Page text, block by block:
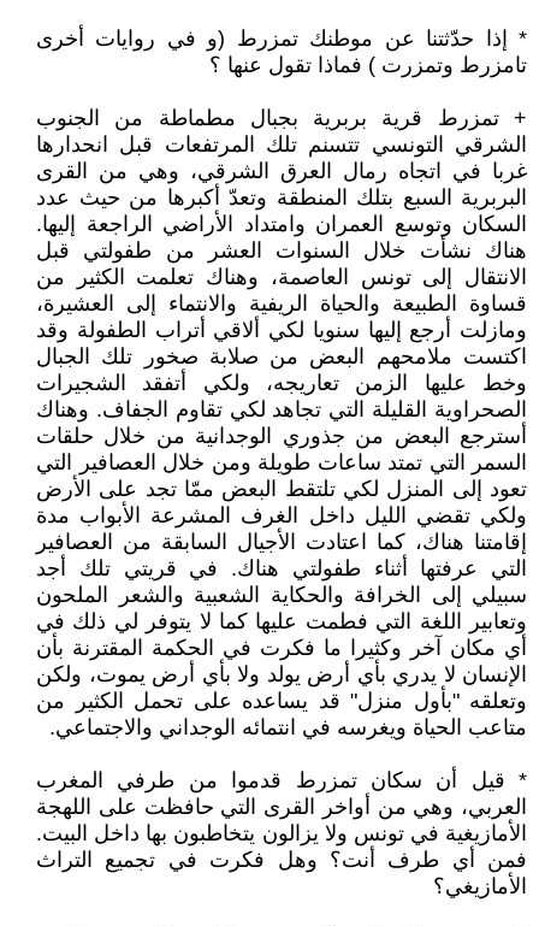
* إذا حدّثتنا عن موطنك تمزرط (و في روايات أخرى
تامزرط وتمزرت ) فماذا تقول عنها ؟
+ تمزرط قرية بربرية بجبال مطماطة من الجنوب
الشرقي التونسي تتسنم تلك المرتفعات قبل انحدارها
غربا في اتجاه رمال العرق الشرقي، وهي من القرى
البربرية السبع بتلك المنطقة وتعدّ أكبرها من حيث عدد
السكان وتوسع العمران وامتداد الأراضي الراجعة إليها.
هناك نشأت خلال السنوات العشر من طفولتي قبل
الانتقال إلى تونس العاصمة، وهناك تعلمت الكثير من
قساوة الطبيعة والحياة الريفية والانتماء إلى العشيرة،
ومازلت أرجع إليها سنويا لكي ألاقي أتراب الطفولة وقد
اكتست ملامحهم البعض من صلابة صخور تلك الجبال
وخط عليها الزمن تعاريجه، ولكي أتفقد الشجيرات
الصحراوية القليلة التي تجاهد لكي تقاوم الجفاف. وهناك
أسترجع البعض من جذوري الوجدانية من خلال حلقات
السمر التي تمتد ساعات طويلة ومن خلال العصافير التي
تعود إلى المنزل لكي تلتقط البعض ممّا تجد على الأرض
ولكي تقضي الليل داخل الغرف المشرعة الأبواب مدة
إقامتنا هناك، كما اعتادت الأجيال السابقة من العصافير
التي عرفتها أثناء طفولتي هناك. في قريتي تلك أجد
سبيلي إلى الخرافة والحكاية الشعبية والشعر الملحون
وتعابير اللغة التي فطمت عليها كما لا يتوفر لي ذلك في
أي مكان آخر وكثيرا ما فكرت في الحكمة المقترنة بأن
الإنسان لا يدري بأي أرض يولد ولا بأي أرض يموت، ولكن
وتعلقه "بأول منزل" قد يساعده على تحمل الكثير من
متاعب الحياة ويغرسه في انتمائه الوجداني والاجتماعي.
* قيل أن سكان تمزرط قدموا من طرفي المغرب
العربي، وهي من أواخر القرى التي حافظت على اللهجة
الأمازيغية في تونس ولا يزالون يتخاطبون بها داخل البيت.
فمن أي طرف أنت؟ وهل فكرت في تجميع التراث
الأمازيغي؟